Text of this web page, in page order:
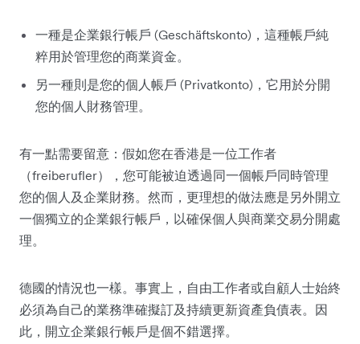
一種是企業銀行帳戶 (Geschäftskonto)，這種帳戶純
粹用於管理您的商業資金。
另一種則是您的個人帳戶 (Privatkonto)，它用於分開
您的個人財務管理。
有一點需要留意：假如您在香港是一位工作者
（freiberufler），您可能被迫透過同一個帳戶同時管理
您的個人及企業財務。然而，更理想的做法應是另外開立
一個獨立的企業銀行帳戶，以確保個人與商業交易分開處
理。
德國的情況也一樣。事實上，自由工作者或自顧人士始終
必須為自己的業務準確擬訂及持續更新資產負債表。因
此，開立企業銀行帳戶是個不錯選擇。